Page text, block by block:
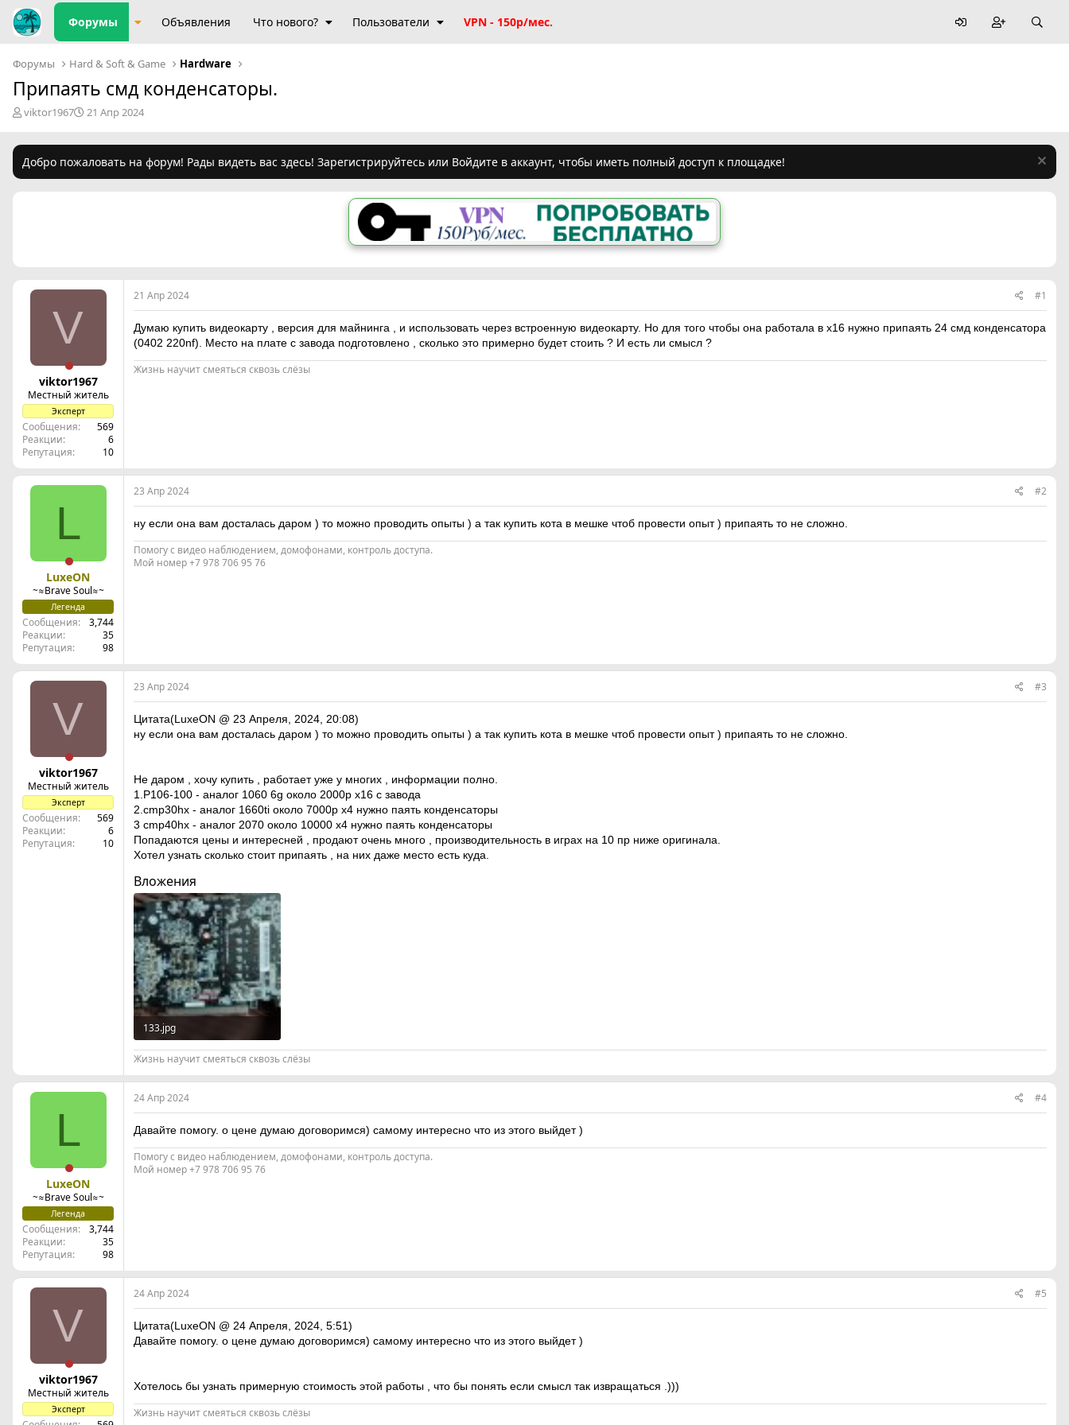
Форумы Объявления Что нового? Пользователи VPN - 150р/мес.
Форумы Hard & Soft & Game Hardware
Припаять смд конденсаторы.
А
р
т
viktor1967
Д
н
а
21 Апр 2024
Добро пожаловать на форум! Рады видеть вас здесь! Зарегистрируйтесь или Войдите в аккаунт, чтобы иметь полный доступ к площадке!
V
viktor1967
Местный житель
Эксперт
Сообщения
569
Реакции
6
Репутация
10
21 Апр 2024 #1
Думаю купить видеокарту , версия для майнинга , и использовать через встроенную видеокарту. Но для того чтобы она работала в х16 нужно припаять 24 смд конденсатора
(0402 220nf). Место на плате с завода подготовлено , сколько это примерно будет стоить ? И есть ли смысл ?
Жизнь научит смеяться сквозь слёзы
L
LuxeON
~≈Brave Soul≈~
Легенда
Сообщения
3,744
Реакции
35
Репутация
98
23 Апр 2024 #2
ну если она вам досталась даром ) то можно проводить опыты ) а так купить кота в мешке чтоб провести опыт ) припаять то не сложно.
Помогу с видео наблюдением, домофонами, контроль доступа.
Мой номер +7 978 706 95 76
V
viktor1967
Местный житель
Эксперт
Сообщения
569
Реакции
6
Репутация
10
23 Апр 2024 #3
Цитата(LuxeON @ 23 Апреля, 2024, 20:08)
ну если она вам досталась даром ) то можно проводить опыты ) а так купить кота в мешке чтоб провести опыт ) припаять то не сложно.
Не даром , хочу купить , работает уже у многих , информации полно.
1.P106-100 - аналог 1060 6g около 2000р х16 с завода
2.cmp30hx - аналог 1660ti около 7000р х4 нужно паять конденсаторы
3 cmp40hx - аналог 2070 около 10000 х4 нужно паять конденсаторы
Попадаются цены и интересней , продают очень много , производительность в играх на 10 пр ниже оригинала.
Хотел узнать сколько стоит припаять , на них даже место есть куда.
Вложения
133.jpg
465.2 KB · Просмотры: 6
Жизнь научит смеяться сквозь слёзы
L
LuxeON
~≈Brave Soul≈~
Легенда
Сообщения
3,744
Реакции
35
Репутация
98
24 Апр 2024 #4
Давайте помогу. о цене думаю договоримся) самому интересно что из этого выйдет )
Помогу с видео наблюдением, домофонами, контроль доступа.
Мой номер +7 978 706 95 76
V
viktor1967
Местный житель
Эксперт
24 Апр 2024 #5
Цитата(LuxeON @ 24 Апреля, 2024, 5:51)
Давайте помогу. о цене думаю договоримся) самому интересно что из этого выйдет )
Хотелось бы узнать примерную стоимость этой работы , что бы понять если смысл так извращаться .)))
Жизнь научит смеяться сквозь слёзы